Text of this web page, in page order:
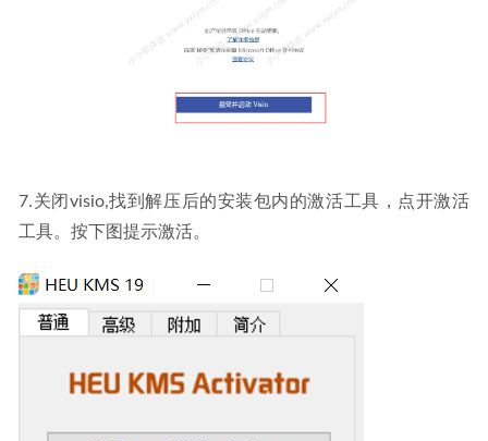
7.关闭visio,找到解压后的安装包内的激活工具，点开激活
工具。按下图提示激活。